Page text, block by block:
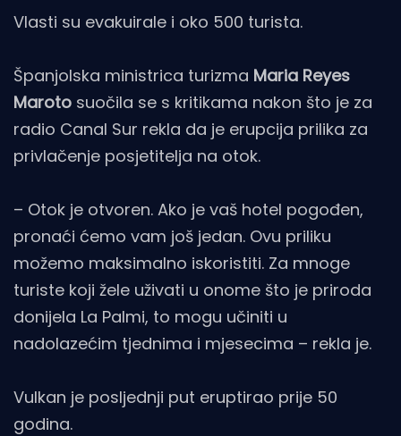
Vlasti su evakuirale i oko 500 turista.
Španjolska ministrica turizma Maria Reyes
Maroto suočila se s kritikama nakon što je za
radio Canal Sur rekla da je erupcija prilika za
privlačenje posjetitelja na otok.
– Otok je otvoren. Ako je vaš hotel pogođen,
pronaći ćemo vam još jedan. Ovu priliku
možemo maksimalno iskoristiti. Za mnoge
turiste koji žele uživati ​​u onome što je priroda
donijela La Palmi, to mogu učiniti u
nadolazećim tjednima i mjesecima – rekla je.
Vulkan je posljednji put eruptirao prije 50
godina.